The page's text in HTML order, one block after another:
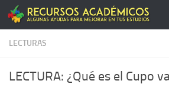
Saltar al contenido
LECTURAS
LECTURA: ¿Qué es el Cupo